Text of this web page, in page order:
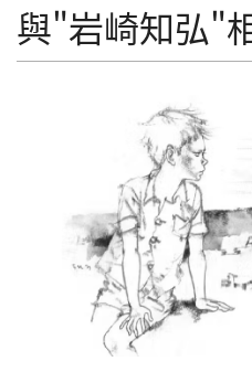
與"岩崎知弘"